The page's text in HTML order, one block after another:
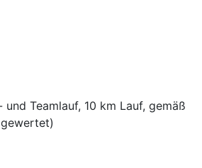
Teamlauf, 10 km Lauf, gemäß